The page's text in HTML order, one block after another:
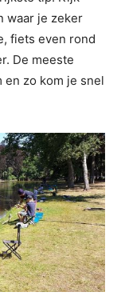
waar je zeker
fiets even rond
De meeste
zo kom je snel